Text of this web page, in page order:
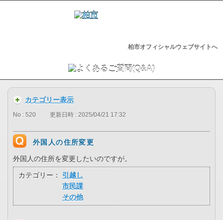
柏市オフィシャルウェブサイトへ
カテゴリー表示
No : 520 更新日時 : 2025/04/21 17:32
外国人の住所変更
外国人の住所を変更したいのですが。
カテゴリー：
引越し
市民課
その他